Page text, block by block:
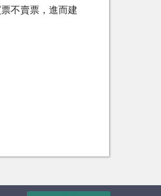
不賣票，進而建